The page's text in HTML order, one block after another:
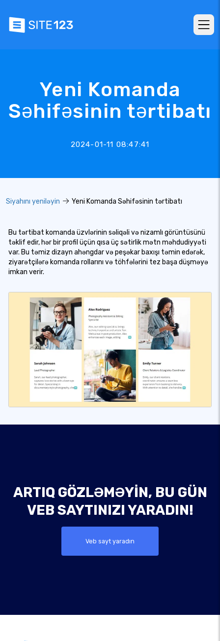
Yeni Komanda
Səhifəsinin tərtibatı
2024-01-11 08:47:41
Siyahını yeniləyin Yeni Komanda Səhifəsinin tərtibatı
Bu tərtibat komanda üzvlərinin səliqəli və nizamlı görüntüsünü
təklif edir, hər bir profil üçün qısa üç sətirlik mətn məhdudiyyəti
var. Bu təmiz dizayn ahəngdar və peşəkar baxışı təmin edərək,
ziyarətçilərə komanda rollarını və töhfələrini tez başa düşməyə
imkan verir.
ARTIQ GÖZLƏMƏYIN, BU GÜN
VEB SAYTINIZI YARADIN!
Veb sayt yaradın